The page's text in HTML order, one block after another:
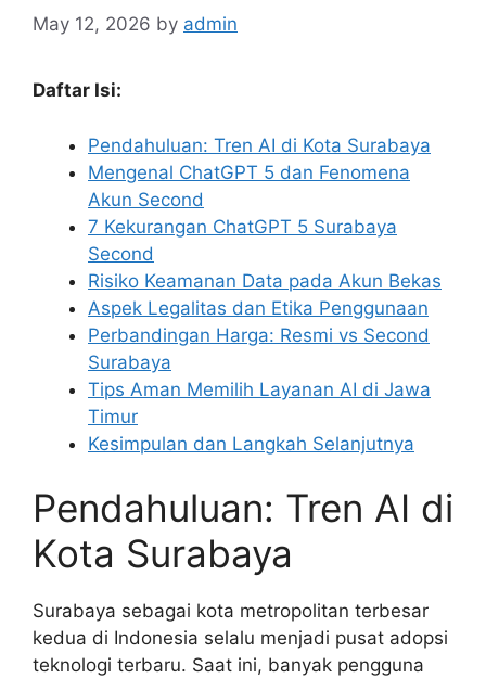
May 12, 2026 by admin
Daftar Isi:
Pendahuluan: Tren AI di Kota Surabaya
Mengenal ChatGPT 5 dan Fenomena
Akun Second
7 Kekurangan ChatGPT 5 Surabaya
Second
Risiko Keamanan Data pada Akun Bekas
Aspek Legalitas dan Etika Penggunaan
Perbandingan Harga: Resmi vs Second
Surabaya
Tips Aman Memilih Layanan AI di Jawa
Timur
Kesimpulan dan Langkah Selanjutnya
Pendahuluan: Tren AI di
Kota Surabaya
Surabaya sebagai kota metropolitan terbesar
kedua di Indonesia selalu menjadi pusat adopsi
teknologi terbaru. Saat ini, banyak pengguna